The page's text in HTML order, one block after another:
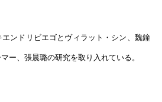
ンドリビエゴとヴィラット・シン、魏鐘
ー、張晨璐の研究を取り入れている。